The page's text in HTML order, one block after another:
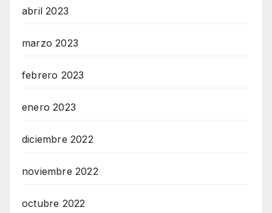
abril 2023
marzo 2023
febrero 2023
enero 2023
diciembre 2022
noviembre 2022
octubre 2022